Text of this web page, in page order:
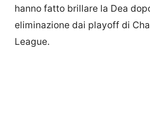
hanno fatto brillare la Dea
eliminazione dai playoff di
League.